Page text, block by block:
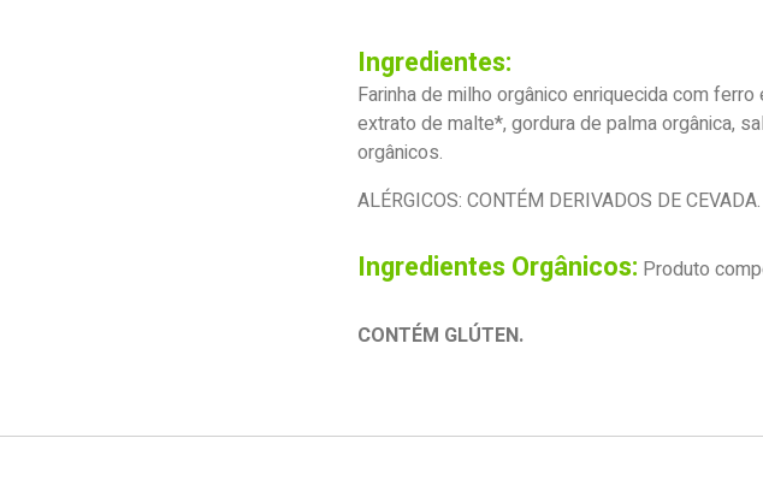
Ingredientes:
Farinha de milho orgânico enriquecida com
extrato de malte*, gordura de palma orgânica,
orgânicos.
ALÉRGICOS: CONTÉM DERIVADOS DE
Ingredientes Orgânicos: Produto
CONTÉM GLÚTEN.